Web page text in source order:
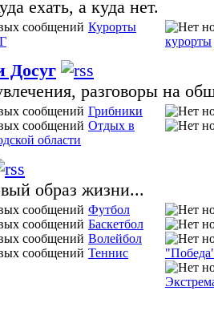
ехать, а куда нет.
Курорты
курорты
Досуг
разговоры на
Грибники
Отдых в
области
образ жизни...
Футбол
Баскетбол
Волейбол
Теннис